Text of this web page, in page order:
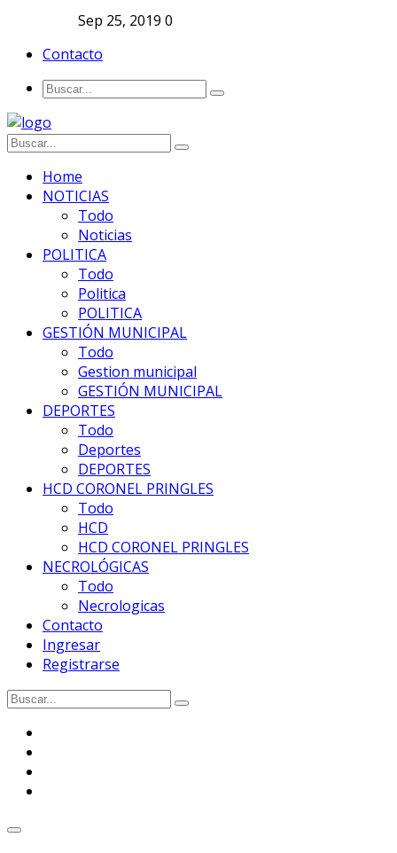
Sep 25, 2019 0
Contacto
Home
NOTICIAS
Todo
Noticias
POLITICA
Todo
Politica
POLITICA
GESTIÓN MUNICIPAL
Todo
Gestion municipal
GESTIÓN MUNICIPAL
DEPORTES
Todo
Deportes
DEPORTES
HCD CORONEL PRINGLES
Todo
HCD
HCD CORONEL PRINGLES
NECROLÓGICAS
Todo
Necrologicas
Contacto
Ingresar
Registrarse